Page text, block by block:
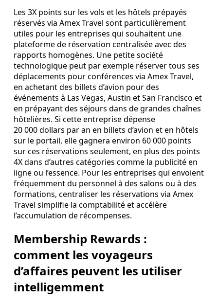
Les 3X points sur les vols et les hôtels prépayés
réservés via Amex Travel sont particulièrement
utiles pour les entreprises qui souhaitent une
plateforme de réservation centralisée avec des
rapports homogènes. Une petite société
technologique peut par exemple réserver tous ses
déplacements pour conférences via Amex Travel,
en achetant des billets d’avion pour des
événements à Las Vegas, Austin et San Francisco et
en prépayant des séjours dans de grandes chaînes
hôtelières. Si cette entreprise dépense
20 000 dollars par an en billets d’avion et en hôtels
sur le portail, elle gagnera environ 60 000 points
sur ces réservations seulement, en plus des points
4X dans d’autres catégories comme la publicité en
ligne ou l’essence. Pour les entreprises qui envoient
fréquemment du personnel à des salons ou à des
formations, centraliser les réservations via Amex
Travel simplifie la comptabilité et accélère
l’accumulation de récompenses.
Membership Rewards :
comment les voyageurs
d’affaires peuvent les utiliser
intelligemment